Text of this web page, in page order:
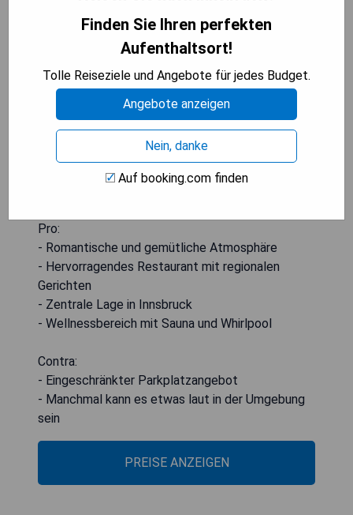
Pro:
- Romantische und gemütliche Atmosphäre
- Hervorragendes Restaurant mit regionalen
Gerichten
- Zentrale Lage in Innsbruck
- Wellnessbereich mit Sauna und Whirlpool
Contra:
- Eingeschränkter Parkplatzangebot
- Manchmal kann es etwas laut in der Umgebung
sein
PREISE ANZEIGEN
Finden Sie Ihren perfekten
Aufenthaltsort!
Tolle Reiseziele und Angebote für jedes Budget.
Angebote anzeigen
Nein, danke
Auf booking.com finden